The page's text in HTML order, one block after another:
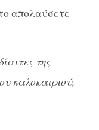
απολαύσετε
της
καλοκαιριού,